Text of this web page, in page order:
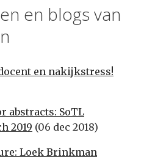
en blogs van
en nakijkstress!
abstracts: SoTL
2019 (06 dec 2018)
Loek Brinkman